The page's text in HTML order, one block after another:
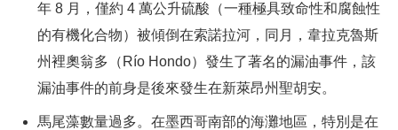
年 8 月，僅約 4 萬公升硫酸（一種極具致命性和腐蝕性
的有機化合物）被傾倒在索諾拉河，同月，韋拉克魯斯
州裡奧翁多（Río Hondo）發生了著名的漏油事件，該
漏油事件的前身是後來發生在新萊昂州聖胡安。
馬尾藻數量過多。在墨西哥南部的海灘地區，特別是在